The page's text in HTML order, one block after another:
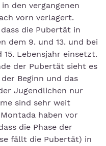
den vergangenen
vorn verlagert.
die Pubertät in
dem 9. und 13. und bei
15. Lebensjahr einsetzt.
der Pubertät sieht es
Beginn und das
Jugendlichen nur
sind sehr weit
haben vor
die Phase der
fällt die Pubertät) in